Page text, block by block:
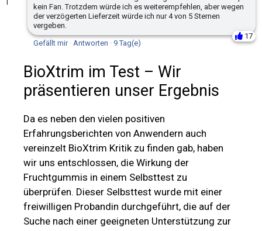
Da es neben den vielen positiven
Erfahrungsberichten von Anwendern auch
vereinzelt BioXtrim Kritik zu finden gab, haben
Fruchtgummis in einem Selbsttest zu
überprüfen. Dieser Selbsttest wurde mit einer
Suche nach einer geeigneten Unterstützung zur
Gewichtsreduktion war.
Die Probandin Lia, 31 Jahre alt, hatte seit ihrer
Pubertät mit Übergewicht zu kämpfen. Trotz
zahlreicher erfolgloser Diätversuche und
Ernährungsumstellungen stellte sich kein
dauerhafter Erfolg ein. Aufgrund der